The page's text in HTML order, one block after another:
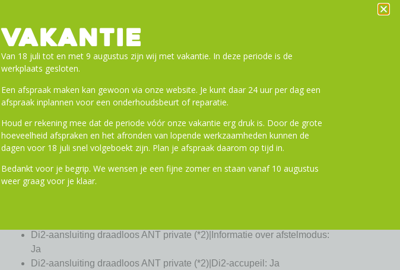
Di2-aansluiting bedraad|Di2 schakelen: Ja
Di2-aansluiting draadloos Bluetooth® LE aangepast (*1)|Informatie over
Di2-aansluiting draadloos Bluetooth® LE aangepast (*1)|Di2-accupeil:
Ja
Di2-aansluiting draadloos Bluetooth® LE aangepast
(*1)|Versnellingspositie: Ja
Di2-aansluiting draadloos Bluetooth® LE aangepast (*1)|SHIMANO
STEPS gegevensitems (*3): Ja
Di2-aansluiting draadloos Bluetooth® LE aangepast (*1)|Compatibel
Di2-aansluiting draadloos ANT private (*2)|Informatie over afstelmodus:
Ja
Di2-aansluiting draadloos ANT private (*2)|Di2-accupeil: Ja
VAKANTIE
Van 18 juli tot en met 9 augustus zijn wij met vakantie. In deze periode is de
werkplaats gesloten.
Een afspraak maken kan gewoon via onze website. Je kunt daar 24 uur per dag een
afspraak inplannen voor een onderhoudsbeurt of reparatie.
Houd er rekening mee dat de periode vóór onze vakantie erg druk is. Door de grote
hoeveelheid afspraken en het afronden van lopende werkzaamheden kunnen de
dagen voor 18 juli snel volgeboekt zijn. Plan je afspraak daarom op tijd in.
Bedankt voor je begrip. We wensen je een fijne zomer en staan vanaf 10 augustus
weer graag voor je klaar.